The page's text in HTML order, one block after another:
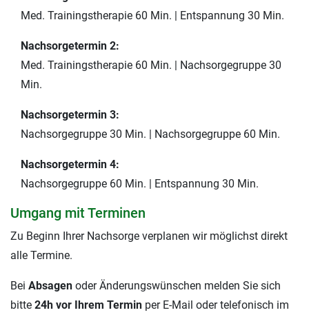
Med. Trainingstherapie 60 Min. | Entspannung 30 Min.
Nachsorgetermin 2:
Med. Trainingstherapie 60 Min. | Nachsorgegruppe 30
Min.
Nachsorgetermin 3:
Nachsorgegruppe 30 Min. | Nachsorgegruppe 60 Min.
Nachsorgetermin 4:
Nachsorgegruppe 60 Min. | Entspannung 30 Min.
Umgang mit Terminen
Zu Beginn Ihrer Nachsorge verplanen wir möglichst direkt
alle Termine.
Bei Absagen oder Änderungswünschen melden Sie sich
bitte 24h vor Ihrem Termin per E-Mail oder telefonisch im